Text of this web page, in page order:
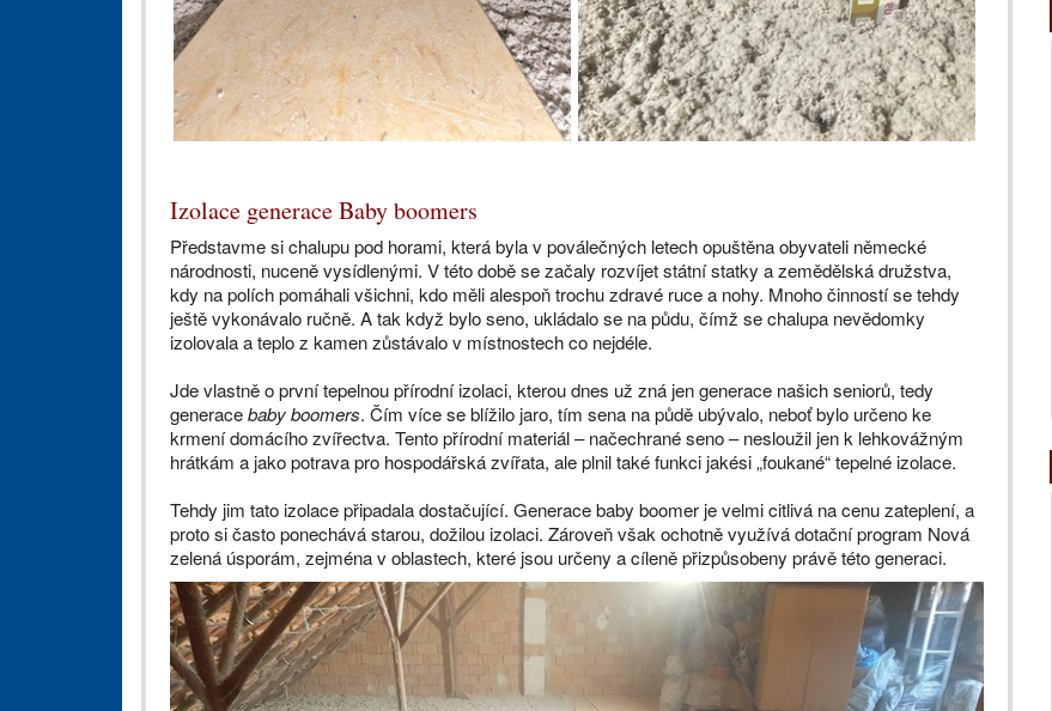
Izolace generace Baby boomers
Představme si chalupu pod horami, která byla v poválečných letech opuštěna obyvateli německé
národnosti, nuceně vysídlenými. V této době se začaly rozvíjet státní statky a zemědělská družstva,
kdy na polích pomáhali všichni, kdo měli alespoň trochu zdravé ruce a nohy. Mnoho činností se tehdy
ještě vykonávalo ručně. A tak když bylo seno, ukládalo se na půdu, čímž se chalupa nevědomky
izolovala a teplo z kamen zůstávalo v místnostech co nejdéle.
Jde vlastně o první tepelnou přírodní izolaci, kterou dnes už zná jen generace našich seniorů, tedy
generacebaby boomers. Čím více se blížilo jaro, tím sena na půdě ubývalo, neboť bylo určeno ke
krmení domácího zvířectva. Tento přírodní materiál – načechrané seno – nesloužil jen k lehkovážným
hrátkám a jako potrava pro hospodářská zvířata, ale plnil také funkci jakési „foukané“ tepelné izolace.
Tehdy jim tato izolace připadala dostačující. Generace baby boomer je velmi citlivá na cenu zateplení, a
proto si často ponechává starou, dožilou izolaci. Zároveň však ochotně využívá dotační program Nová
zelená úsporám, zejména v oblastech, které jsou určeny a cíleně přizpůsobeny právě této generaci.